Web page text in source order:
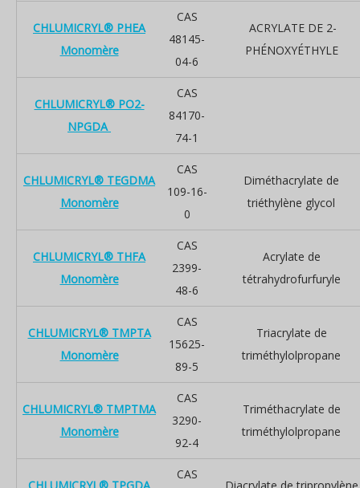
CHLUMICRYL® PHEA
Monomère
CAS
48145-
04-6
ACRYLATE DE 2-
PHÉNOXYÉTHYLE
CHLUMICRYL® PO2-
NPGDA
CAS
84170-
74-1
CHLUMICRYL® TEGDMA
Monomère
CAS
109-16-
0
Diméthacrylate de
triéthylène glycol
CHLUMICRYL® THFA
Monomère
CAS
2399-
48-6
Acrylate de
tétrahydrofurfuryle
CHLUMICRYL® TMPTA
Monomère
CAS
15625-
89-5
Triacrylate de
triméthylolpropane
CHLUMICRYL® TMPTMA
Monomère
CAS
3290-
92-4
Triméthacrylate de
triméthylolpropane
CAS